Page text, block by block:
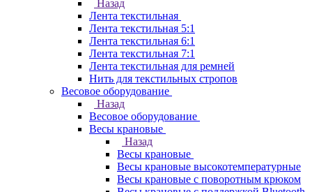
Назад
Лента текстильная
Лента текстильная 5:1
Лента текстильная 6:1
Лента текстильная 7:1
Лента текстильная для ремней
Нить для текстильных стропов
Весовое оборудование
Назад
Весовое оборудование
Весы крановые
Назад
Весы крановые
Весы крановые высокотемпературные
Весы крановые с поворотным крюком